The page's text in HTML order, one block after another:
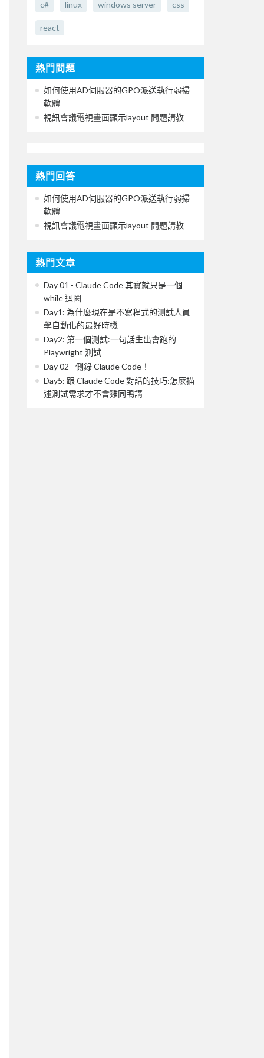
c# linux windows server css
react
熱門問題
如何使用AD伺服器的GPO派送執行弱掃
軟體
視訊會議電視畫面顯示layout 問題請教
熱門回答
如何使用AD伺服器的GPO派送執行弱掃
軟體
視訊會議電視畫面顯示layout 問題請教
熱門文章
Day 01 - Claude Code 其實就只是一個
while 迴圈
Day1: 為什麼現在是不寫程式的測試人員
學自動化的最好時機
Day2: 第一個測試:一句話生出會跑的
Playwright 測試
Day 02 - 側錄 Claude Code！
Day5: 跟 Claude Code 對話的技巧:怎麼描
述測試需求才不會雞同鴨講